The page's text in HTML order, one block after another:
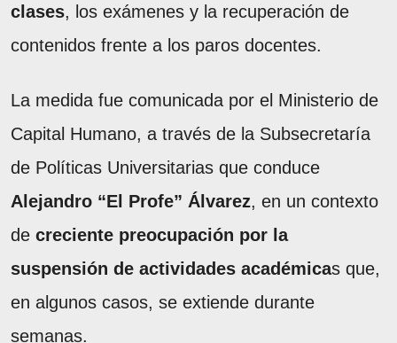
clases, los exámenes y la recuperación de
contenidos frente a los paros docentes.
La medida fue comunicada por el Ministerio de
Capital Humano, a través de la Subsecretaría
de Políticas Universitarias que conduce
Alejandro “El Profe” Álvarez, en un contexto
de creciente preocupación por la
suspensión de actividades académicas que,
en algunos casos, se extiende durante
semanas.